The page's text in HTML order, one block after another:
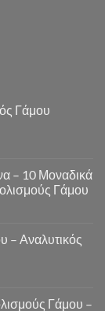
Γάμου
– 10 Μοναδικά
Γάμου
– Αναλυτικός
Γάμου –